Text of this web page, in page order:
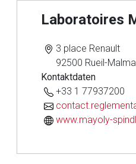
Laboratoires
3 place Renault
92500 Rueil-
Kontaktdaten
+33 1 77937200
www.mayoly-
Der von Ihnen aufgerufene
Seite. Für die Inhalte der
Betreiber verantwortlich.
Datenschutzbestimmungen.
Zurück zur